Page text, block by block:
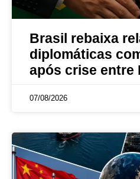
Brasil rebaixa
diplomáticas
após crise entre
07/08/2026